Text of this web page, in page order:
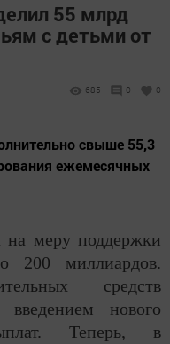
55 млрд
с детьми от
685 0 0
свыше 55,3
ежемесячных
меру поддержки
200 миллиардов.
средств
нового
Теперь, в